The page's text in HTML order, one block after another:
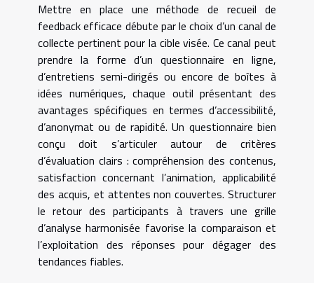
Mettre en place une méthode de recueil de
feedback efficace débute par le choix d’un canal de
collecte pertinent pour la cible visée. Ce canal peut
prendre la forme d’un questionnaire en ligne,
d’entretiens semi-dirigés ou encore de boîtes à
idées numériques, chaque outil présentant des
avantages spécifiques en termes d’accessibilité,
d’anonymat ou de rapidité. Un questionnaire bien
conçu doit s’articuler autour de critères
d’évaluation clairs : compréhension des contenus,
satisfaction concernant l’animation, applicabilité
des acquis, et attentes non couvertes. Structurer
le retour des participants à travers une grille
d’analyse harmonisée favorise la comparaison et
l’exploitation des réponses pour dégager des
tendances fiables.